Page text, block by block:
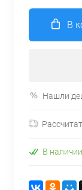
В
Нашли
В наличии